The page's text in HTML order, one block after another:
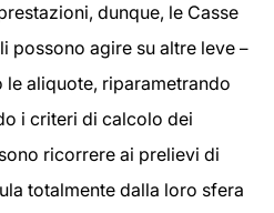
dunque, le Casse
possono agire su altre leve –
le aliquote, riparametrando
i criteri di calcolo dei
ricorrere ai prelievi di
totalmente dalla loro sfera